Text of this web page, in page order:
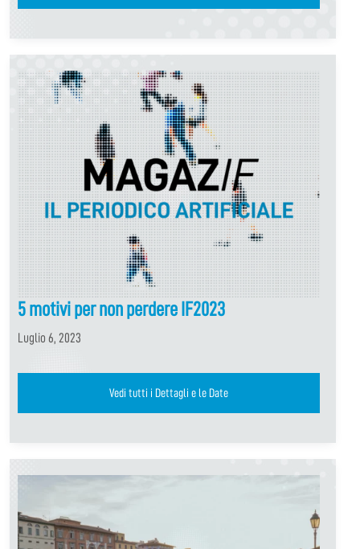
5 motivi per non perdere IF2023
Luglio 6, 2023
Vedi tutti i Dettagli e le Date